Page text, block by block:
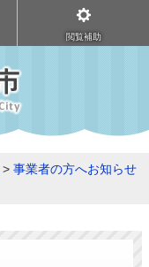
閲覧補助
> 事業者の方へお知らせ